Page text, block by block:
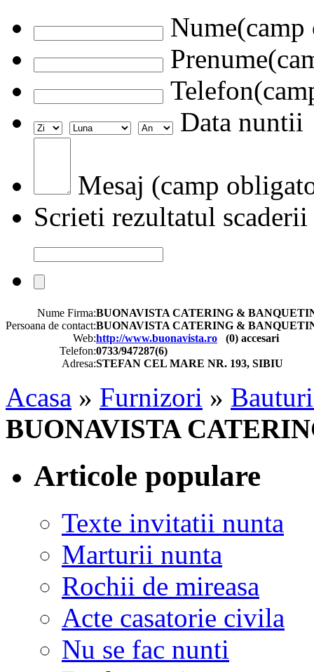
Data nuntii
Mesaj (camp
Scrieti rezultatul scaderii
Nume Firma:BUONAVISTA CATERING &
Persoana de contact:BUONAVISTA CATERING &
Web:http://www.buonavista.ro (0) accesari
Telefon:0733/947287(6)
Adresa:STEFAN CEL MARE NR. 193, SIBIU
Acasa » Furnizori »
BUONAVISTA
Articole populare
Texte invitatii nunta
Marturii nunta
Rochii de mireasa
Acte casatorie civila
Nu se fac nunti